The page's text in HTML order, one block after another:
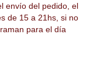
envío del pedido, el
de 15 a 21hs, si no
para el día